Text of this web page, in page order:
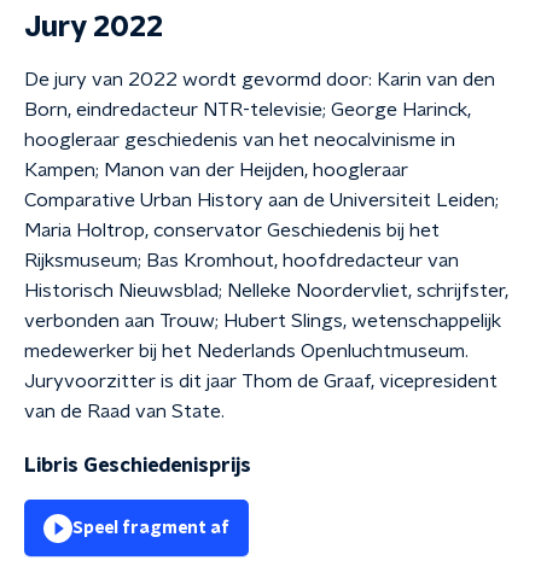
Jury 2022
De jury van 2022 wordt gevormd door: Karin van den
Born, eindredacteur NTR-televisie; George Harinck,
hoogleraar geschiedenis van het neocalvinisme in
Kampen; Manon van der Heijden, hoogleraar
Comparative Urban History aan de Universiteit Leiden;
Maria Holtrop, conservator Geschiedenis bij het
Rijksmuseum; Bas Kromhout, hoofdredacteur van
Historisch Nieuwsblad; Nelleke Noordervliet, schrijfster,
verbonden aan Trouw; Hubert Slings, wetenschappelijk
medewerker bij het Nederlands Openluchtmuseum.
Juryvoorzitter is dit jaar Thom de Graaf, vicepresident
van de Raad van State.
Libris Geschiedenisprijs
Speel fragment af